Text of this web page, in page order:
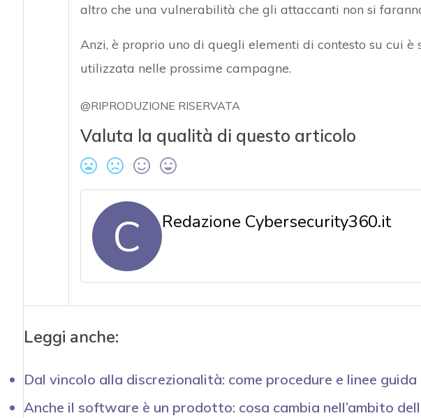
altro che una vulnerabilità che gli attaccanti non si
Anzi, è proprio uno di quegli elementi di contesto su cui è
utilizzata nelle prossime campagne.
@RIPRODUZIONE RISERVATA
Valuta la qualità di questo articolo
C Redazione Cybersecurity360.it
Leggi anche:
Dal vincolo alla discrezionalità: come procedure e linee guida
Anche il software è un prodotto: cosa cambia nell’ambito